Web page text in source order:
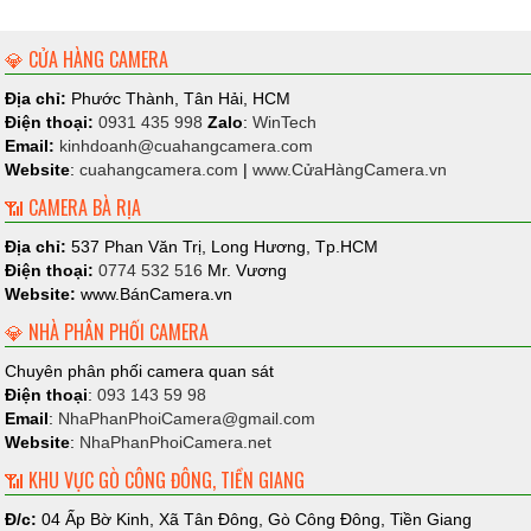
Địa chỉ, tên phường xã ở Bà Rịa - Vũng Tàu sau sáp
nhập với TP.HCM từ 1-7
Sau khi sáp nhập với TP.HCM và Bình Dương ngày 1-7-
2025, khu vực Bà Rịa - Vũng Tàu mới có 30 phường, xã và
đặc khu Côn Đảo. Bản đồ phường, ...
Bán & Lắp Đặt Đèn Năng Lượng Mặt Trời Tại Phường
Long Hương (Giải Pháp Tiết Kiệm Điện Cho Nhà Dân)
Trong bối cảnh chi phí sinh hoạt ngày càng tăng, đặc biệt là
tiền điện, nhiều hộ gia đình đang tìm kiếm những giải pháp
💎 CỬA HÀNG CAMERA
Địa chỉ: Phước Thành, Tân Hải, HCM
Điện thoại:0931 435 998Zalo:WinTech
Email: kinhdoanh@cuahangcamera.com
Website:cuahangcamera.com |www.CửaHàngCamera.vn
📶 CAMERA BÀ RỊA
Địa chỉ: 537 Phan Văn Trị, Long Hương, Tp.HCM
Điện thoại: 0774 532 516 Mr. Vương
Website: www.BánCamera.vn
💎 NHÀ PHÂN PHỐI CAMERA
Chuyên phân phối camera quan sát
Điện thoại:093 143 59 98
Email: NhaPhanPhoiCamera@gmail.com
Website: NhaPhanPhoiCamera.net
📶 KHU VỰC GÒ CÔNG ĐÔNG, TIỀN GIANG
Đ/c: 04 Ấp Bờ Kinh, Xã Tân Đông, Gò Công Đông, Tiền Giang